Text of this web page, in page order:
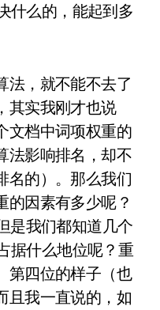
什么的，能起到多
法，就不能不去了
其实我刚才也说
文档中词项权重的
法影响排名，却不
名的）。那么我们
的因素有多少呢？
是我们都知道几个
据什么地位呢？重
第四位的样子（也
且我一直说的，如